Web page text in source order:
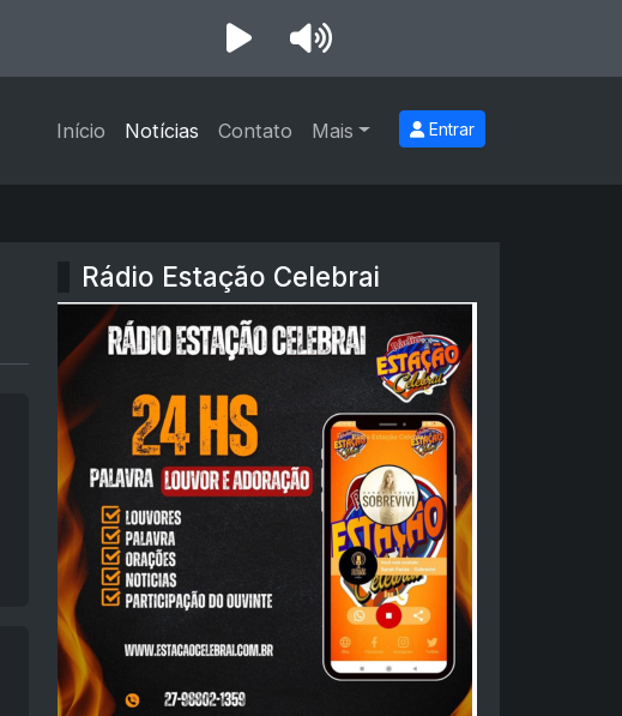
Início Notícias Contato Mais Entrar
Rádio Estação Celebrai